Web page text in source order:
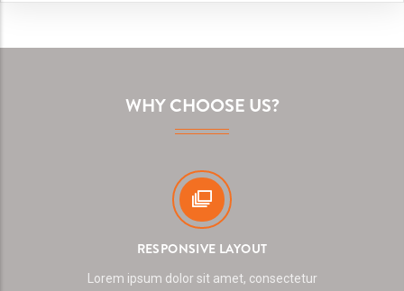
WHY CHOOSE US?
RESPONSIVE LAYOUT
Lorem ipsum dolor sit amet, consectetur